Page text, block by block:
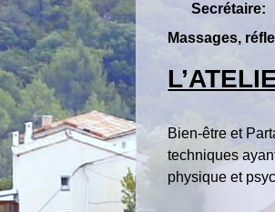
Secrétaire:
Massages,
Bien-être et
techniques
physique et